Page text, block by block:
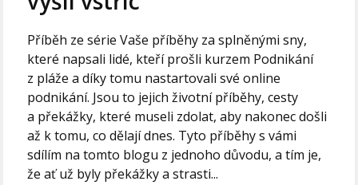
Příběh ze série Vaše příběhy za splněnými sny,
které napsali lidé, kteří prošli kurzem Podnikání
z pláže a díky tomu nastartovali své online
podnikání. Jsou to jejich životní příběhy, cesty
a překážky, které museli zdolat, aby nakonec došli
až k tomu, co dělají dnes. Tyto příběhy s vámi
sdílím na tomto blogu z jednoho důvodu, a tím je,
že ať už byly překážky a strasti...